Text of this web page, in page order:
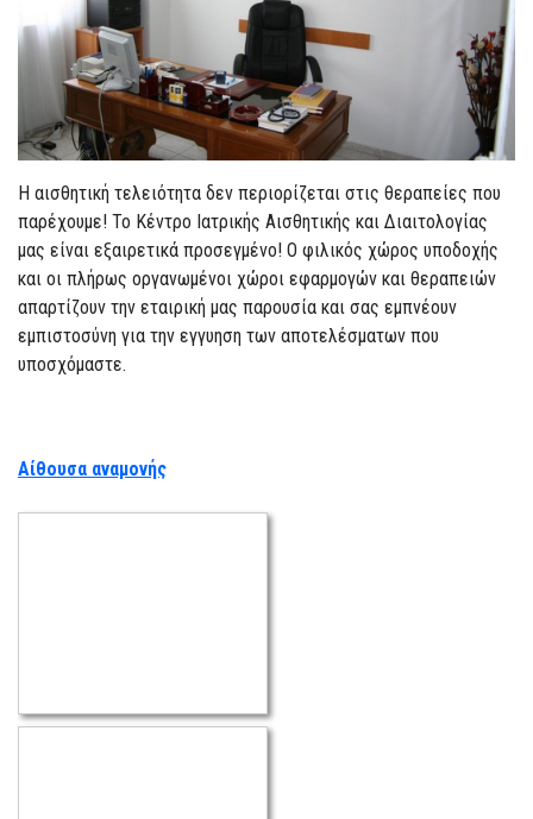
Η αισθητική τελειότητα δεν περιορίζεται στις θεραπείες που
παρέχουμε! Το Κέντρο Ιατρικής Αισθητικής και Διαιτολογίας
μας είναι εξαιρετικά προσεγμένο! Ο φιλικός χώρος υποδοχής
και οι πλήρως οργανωμένοι χώροι εφαρμογών και θεραπειών
απαρτίζουν την εταιρική μας παρουσία και σας εμπνέουν
εμπιστοσύνη για την εγγυηση των αποτελέσματων που
υποσχόμαστε.
Αίθουσα αναμονής